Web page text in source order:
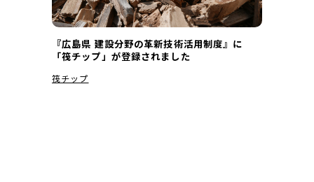
WORKS
施工の流れ
『広島県 建設分野の革新技術活用制度』に
「筏チップ」が登録されました
筏チップ